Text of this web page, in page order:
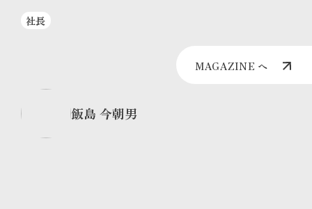
社長
MAGAZINE へ
飯島 今朝男